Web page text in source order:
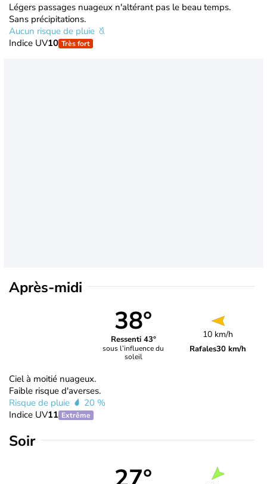
Légers passages nuageux n'altérant pas le beau temps.
Sans précipitations.
Aucun risque de pluie
Indice UV10 Très fort
Après-midi
38°
Ressenti 43°
sous l’influence du
soleil
10 km/h
Rafales30 km/h
Ciel à moitié nuageux.
Faible risque d'averses.
Risque de pluie
20 %
Indice UV11 Extrême
Soir